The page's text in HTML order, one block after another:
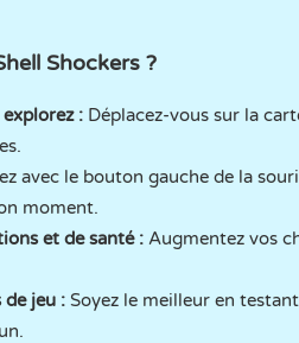
Shockers ?
: Déplacez-vous sur la
avec le bouton gauche de la
moment.
et de santé : Augmentez vos
jeu : Soyez le meilleur en